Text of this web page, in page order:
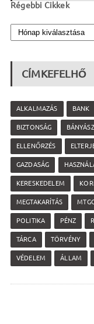
Régebbi Cikkek
CÍMKEFELHŐ
ALKALMAZÁS BANK
BIZTONSÁG
ELLENŐRZÉS
GAZDASÁG
KERESKEDELEM
MEGTAKARÍTÁS
POLITIKA PÉNZ
TÁRCA TÖRVÉNY
VÉDELEM ÁLLAM